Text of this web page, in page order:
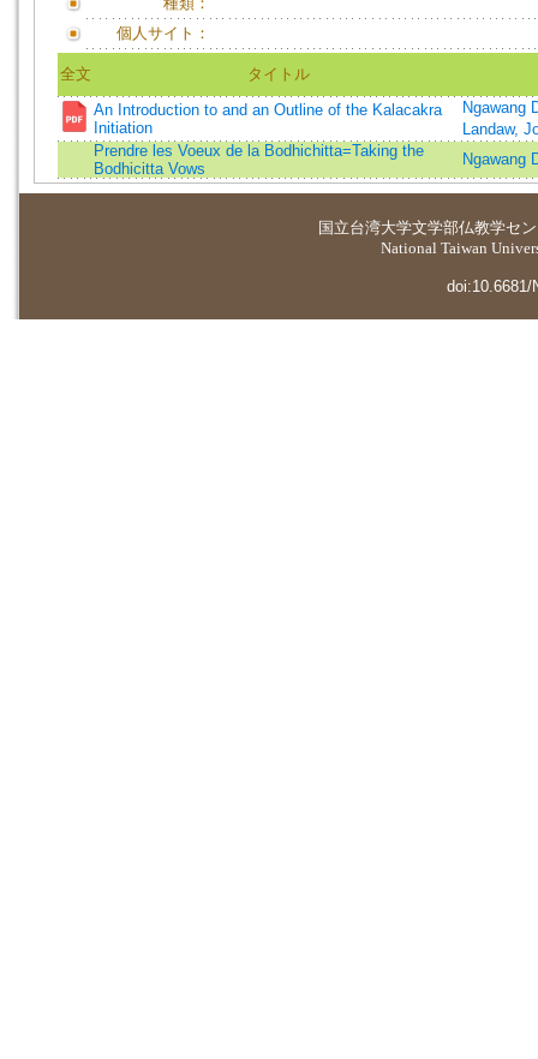
個人サイト：
全文
タイトル
An Introduction to and an Outline of the Kalacakra
Initiation
Ngawang
Landaw,
Prendre les Voeux de la Bodhichitta=Taking the
Bodhicitta Vows
Ngawang
国立台湾大学文学部仏教学セ
National Taiwan
doi:10.6681/